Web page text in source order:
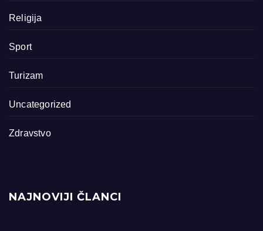
Religija
Sport
Turizam
Uncategorized
Zdravstvo
NAJNOVIJI ČLANCI